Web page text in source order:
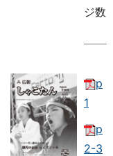
ジ数
p
1
p
2-3